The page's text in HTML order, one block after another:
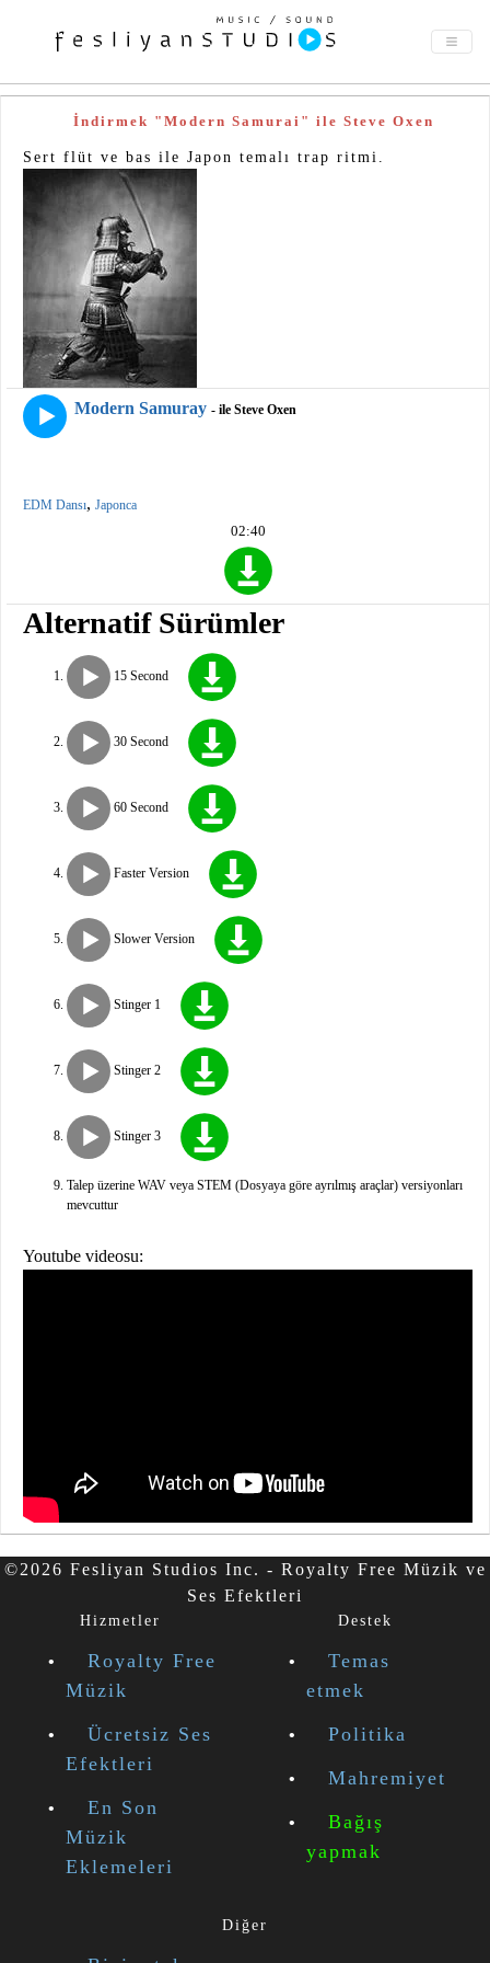
İndirmek "Modern Samurai" ile Steve Oxen
Sert flüt ve bas ile Japon temalı trap ritmi.
Modern Samuray - ile Steve Oxen
EDM Dansı, Japonca
02:40
Alternatif Sürümler
15 Second
30 Second
60 Second
Faster Version
Slower Version
Stinger 1
Stinger 2
Stinger 3
Talep üzerine WAV veya STEM (Dosyaya göre ayrılmış araçlar) versiyonları
mevcuttur
Youtube videosu:
©2026 Fesliyan Studios Inc. - Royalty Free Müzik ve
Ses Efektleri
Hizmetler
Royalty Free
Müzik
Ücretsiz Ses
Efektleri
En Son
Müzik
Eklemeleri
Destek
Temas
etmek
Politika
Mahremiyet
Bağış
yapmak
Diğer